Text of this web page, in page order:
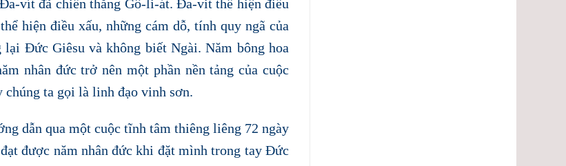
vít đã chiến thắng Gô-li-át. Đa-vit thể hiện điều
hiện điều xấu, những cám dỗ, tính quy ngã của
Đức Giêsu và không biết Ngài. Năm bông hoa
nhân đức trở nên một phần nền tảng của cuộc
chúng ta gọi là linh đạo vinh sơn.
dẫn qua một cuộc tĩnh tâm thiêng liêng 72 ngày
được năm nhân đức khi đặt mình trong tay Đức